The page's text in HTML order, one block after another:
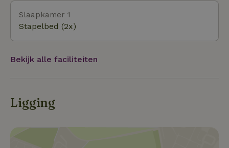
gebied is beperkt vrij toegankelijk, alleen op het
daartoe aangegeven pad en in het aangegeven
jaargetijde. Dit gebied is tevens een
Natuurmonument en een International Wetland.
Rondom het natuurhuisje liggen nog vele andere
natuurgebieden, zoals de Steenbergse Vliet, de
kreken Roode Weelcomplex, het natuurgebied
Slaapkamer 1
Stapelbed (2x)
Bekijk alle faciliteiten
Ligging